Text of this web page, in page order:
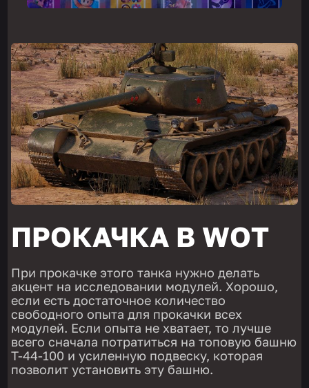
ПРОКАЧКА В WOT
При прокачке этого танка нужно делать
акцент на исследовании модулей. Хорошо,
если есть достаточное количество
свободного опыта для прокачки всех
модулей. Если опыта не хватает, то лучше
всего сначала потратиться на топовую башню
Т-44-100 и усиленную подвеску, которая
позволит установить эту башню.